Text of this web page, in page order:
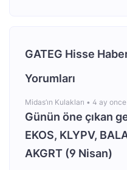
GATEG Hisse
Yorumları
Midas’ın Kulakları • 4 ay once
Günün öne çıkan
EKOS, KLYPV,
AKGRT (9 Nisan)